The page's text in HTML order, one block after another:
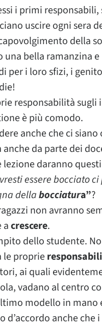
i primi
uscire ogni sera
della
una bella ramanzina
per i loro sfizi, i
responsabilità sugli
è più comodo.
anche che ci
da parte dei
lezione daranno
essere bocciato
dellabocciatura”?
non avranno
acrescere.
dello studente.
le proprie
ai quali
vadano al centro
modello in
d’accordo anche